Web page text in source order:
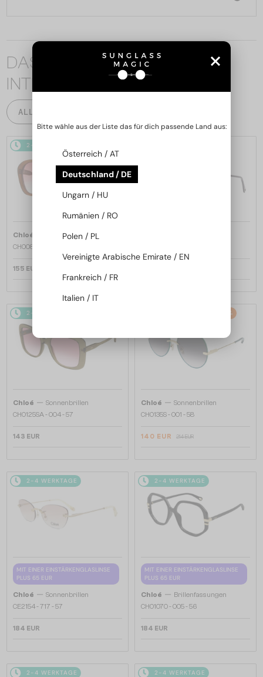
DAS KÖNNTE SIE AUCH
INTERESSIEREN
ALLE PRODUKTE
2-4 WERKTAGE
Chloé
Sonnenbrillen
CH0081S - 002 - 55
155 EUR
2-4 WERKTAGE
Chloé — Sonnenbrillen
CH0125SA - 004 - 57
143 EUR
-34%
Chloé — Sonnenbrillen
CH0135S - 001 - 58
140 EUR 214 EUR
2-4 WERKTAGE
MIT EINER EINSTÄRKENGLASLINSE
PLUS 65 EUR
Chloé — Sonnenbrillen
CE2154 - 717 - 57
184 EUR
2-4 WERKTAGE
MIT EINER EINSTÄRKENGLASLINSE
PLUS 65 EUR
Chloé — Brillenfassungen
CH0107O - 005 - 56
184 EUR
2-4 WERKTAGE 2-4 WERKTAGE
Bitte wähle aus der Liste das für dich passende Land aus:
Österreich / AT
Deutschland / DE
Ungarn / HU
Rumänien / RO
Polen / PL
Vereinigte Arabische Emirate / EN
Frankreich / FR
Italien / IT